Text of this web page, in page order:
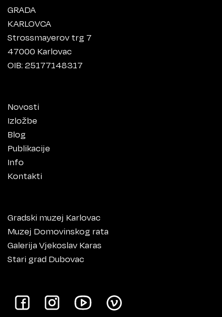
GRADA
KARLOVCA
Strossmayerov trg 7
47000 Karlovac
OIB: 25177148317
Novosti
Izložbe
Blog
Publikacije
Info
Kontakti
Gradski muzej Karlovac
Muzej Domovinskog rata
Galerija Vjekoslav Karas
Stari grad Dubovac